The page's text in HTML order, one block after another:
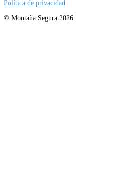
Política de privacidad
© Montaña Segura 2026